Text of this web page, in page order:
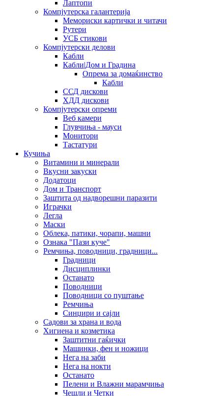
Лаптопи
Компјутерска галантерија
Мемориски картички и читачи
Рутери
УСБ стикови
Компјутерски делови
Кабли
Кабли|Дом и Градина
Опрема за домаќинство
Кабли
ССД дискови
ХДД дискови
Компјутерски опреми
Веб камери
Глувчиња - мауси
Монитори
Тастатури
Кучиња
Витамини и минерали
Вкусни закуски
Додатоци
Дом и Транспорт
Заштита од надворешни паразити
Играчки
Легла
Маски
Облека, патики, чорапи, машни
Ознака "Пази куче"
Ремчиња, поводници, градници...
Градници
Дисциплинки
Останато
Поводници
Поводници со пуштање
Ремчиња
Синџири и сајли
Садови за храна и вода
Хигиена и козметика
Заштитни гаќички
Машинки, фен и ножици
Нега на заби
Нега на нокти
Останато
Пелени и Влажни марамчиња
Чешли и Четки